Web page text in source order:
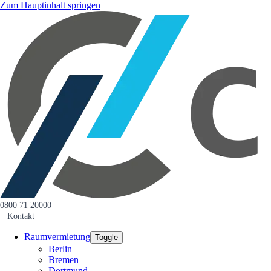
Zum Hauptinhalt springen
0800 71 20000
Kontakt
Raumvermietung Toggle
Berlin
Bremen